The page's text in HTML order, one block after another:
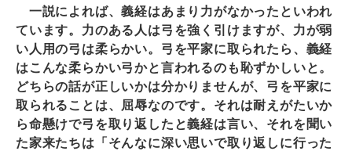
一説によれば、義経はあまり力がなかったといわれ
ています。力のある人は弓を強く引けますが、力が弱
い人用の弓は柔らかい。弓を平家に取られたら、義経
はこんな柔らかい弓かと言われるのも恥ずかしいと。
どちらの話が正しいかは分かりませんが、弓を平家に
取られることは、屈辱なのです。それは耐えがたいか
ら命懸けで弓を取り返したと義経は言い、それを聞い
た家来たちは「そんなに深い思いで取り返しに行った